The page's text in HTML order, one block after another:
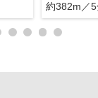
約382m／